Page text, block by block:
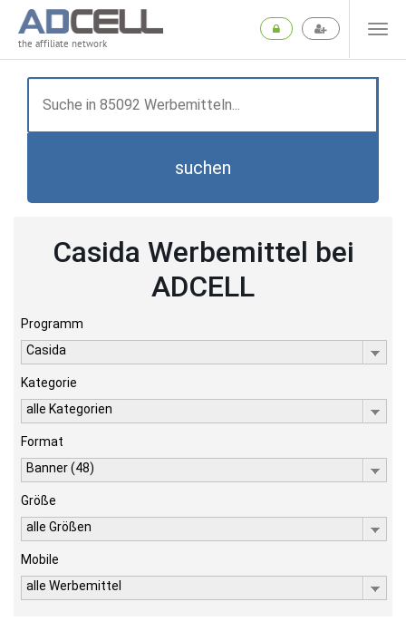
the affiliate network
suchen
Casida Werbemittel bei
ADCELL
Programm
Casida
Kategorie
alle Kategorien
Format
Banner (48)
Größe
alle Größen
Mobile
alle Werbemittel